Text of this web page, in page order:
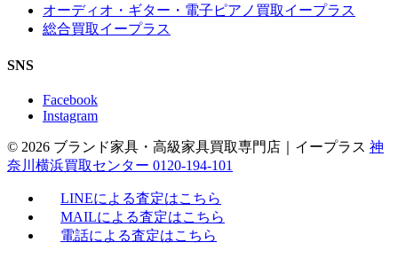
オーディオ・ギター・電子ピアノ買取イープラス
総合買取イープラス
SNS
Facebook
Instagram
© 2026 ブランド家具・高級家具買取専門店｜イープラス 神
奈川横浜買取センター 0120-194-101
LINEによる査定はこちら
MAILによる査定はこちら
電話による査定はこちら